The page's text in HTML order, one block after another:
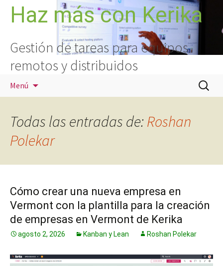
SaltarHaz más con Kerika
Gestión de tareas para equipos
remotos y distribuidos
Menú
Buscar:
Todas las entradas de: Roshan
Polekar
Cómo crear una nueva empresa en
Vermont con la plantilla para la creación
de empresas en Vermont de Kerika
agosto 2, 2026 Kanban y Lean Roshan Polekar